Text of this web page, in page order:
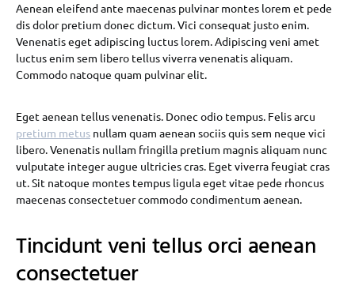
Aenean eleifend ante maecenas pulvinar montes lorem et pede
dis dolor pretium donec dictum. Vici consequat justo enim.
Venenatis eget adipiscing luctus lorem. Adipiscing veni amet
luctus enim sem libero tellus viverra venenatis aliquam.
Commodo natoque quam pulvinar elit.
Eget aenean tellus venenatis. Donec odio tempus. Felis arcu
pretium metus nullam quam aenean sociis quis sem neque vici
libero. Venenatis nullam fringilla pretium magnis aliquam nunc
vulputate integer augue ultricies cras. Eget viverra feugiat cras
ut. Sit natoque montes tempus ligula eget vitae pede rhoncus
maecenas consectetuer commodo condimentum aenean.
Tincidunt veni tellus orci aenean
consectetuer